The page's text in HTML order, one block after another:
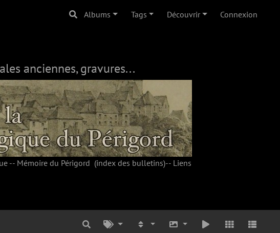
Albums Tags Découvrir Connexion
anciennes, gravures...
-- Mémoire du Périgord (index des bulletins)-- Liens